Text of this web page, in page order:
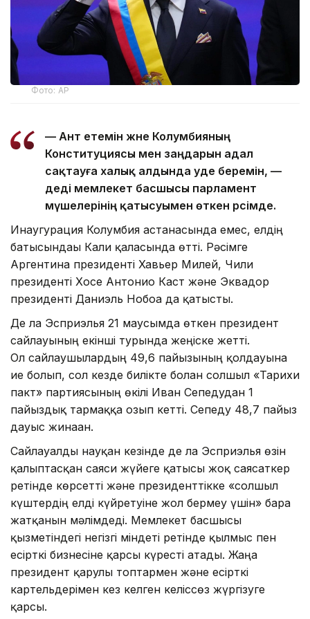
Фото: AP
— Ант етемін және Колумбияның
Конституциясы мен заңдарын адал
сақтауға халық алдында уәде беремін, —
деді мемлекет басшысы парламент
мүшелерінің қатысуымен өткен рәсімде.
Инаугурация Колумбия астанасында емес, елдің
батысындағы Кали қаласында өтті. Рәсімге
Аргентина президенті Хавьер Милей, Чили
президенті Хосе Антонио Каст және Эквадор
президенті Даниэль Нобоа да қатысты.
Де ла Эсприэлья 21 маусымда өткен президент
сайлауының екінші турында жеңіске жетті.
Ол сайлаушылардың 49,6 пайызының қолдауына
ие болып, сол кезде билікте болған солшыл «Тарихи
пакт» партиясының өкілі Иван Сепедудан 1
пайыздық тармаққа озып кетті. Сепеду 48,7 пайыз
дауыс жинаған.
Сайлауалды науқан кезінде де ла Эсприэлья өзін
қалыптасқан саяси жүйеге қатысы жоқ саясаткер
ретінде көрсетті және президенттікке «солшыл
күштердің елді күйретуіне жол бермеу үшін» бара
жатқанын мәлімдеді. Мемлекет басшысы
қызметіндегі негізгі міндеті ретінде қылмыс пен
есірткі бизнесіне қарсы күресті атады. Жаңа
президент қарулы топтармен және есірткі
картельдерімен кез келген келіссөз жүргізуге
қарсы.